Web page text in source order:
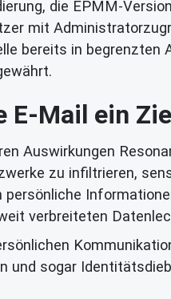
die EPMM-
mit
bereits in begrenzten
E-Mail ein
Auswirkungen
zu infiltrieren,
verbreiteten
und sogar